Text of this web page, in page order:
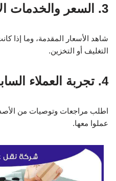
3. السعر والخدمات الإضافية
شاهد الأسعار المقدمة، وما إذا
التغليف أو التخزين.
4. تجربة العملاء السابقة
اطلب مراجعات وتوصيات من
عملوا معها.